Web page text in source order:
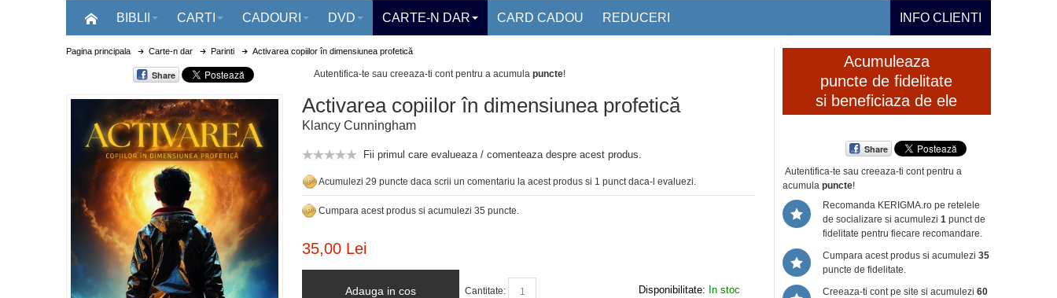
BIBLII CARTI CADOURI DVD CARTE-N DAR CARD CADOU REDUCERI INFO CLIENTI
Pagina principala Carte-n dar Parinti Activarea copiilor în dimensiunea profetică
Share Autentifica-te sau creeaza-ti cont pentru a acumula puncte!
Activarea copiilor în dimensiunea profetică
Klancy Cunningham
Fii primul care evalueaza / comenteaza despre acest produs.
Acumulezi 29 puncte daca scrii un comentariu la acest produs si 1 punct daca-l evaluezi.
Cumpara acest produs si acumulezi 35 puncte.
35,00 Lei
Cantitate:
Adauga in cos Disponibilitate: In stoc
Acumuleaza
puncte de fidelitate
si beneficiaza de ele
Share
Autentifica-te sau creeaza-ti contpentru a
acumula puncte!
Recomanda KERIGMA.ro pe retelele
de socializare si acumulezi 1 punct de
fidelitate pentru fiecare recomandare.
Cumpara acest produs si acumulezi 35
puncte de fidelitate.
Creeaza-ti cont pe site si acumulezi 60